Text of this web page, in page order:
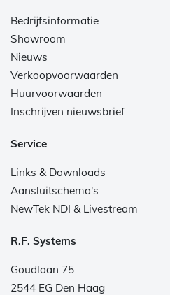
Bedrijfsinformatie
Showroom
Nieuws
Verkoopvoorwaarden
Huurvoorwaarden
Inschrijven nieuwsbrief
Service
Links & Downloads
Aansluitschema's
NewTek NDI & Livestream
R.F. Systems
Goudlaan 75
2544 EG Den Haag